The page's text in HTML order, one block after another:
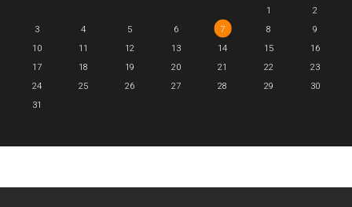
1
2
3
4 5 6 7 8
9
10
11 12 13 14 15
16
17
18 19 20 21 22
23
24
25 26 27 28 29
30
31